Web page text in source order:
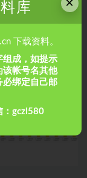
库
下载资料。
组成，如提示
该帐号名其他
必绑定自己邮
：gczl580